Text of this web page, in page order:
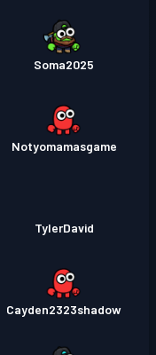
Soma2025
Notyomamasgame
TylerDavid
Cayden2323shadow